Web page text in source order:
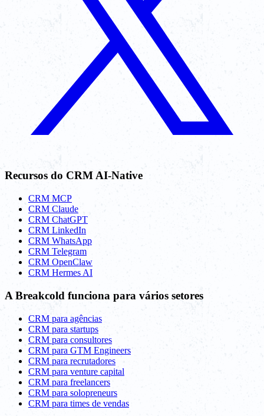
Recursos do CRM AI-Native
CRM MCP
CRM Claude
CRM ChatGPT
CRM LinkedIn
CRM WhatsApp
CRM Telegram
CRM OpenClaw
CRM Hermes AI
A Breakcold funciona para vários setores
CRM para agências
CRM para startups
CRM para consultores
CRM para GTM Engineers
CRM para recrutadores
CRM para venture capital
CRM para freelancers
CRM para solopreneurs
CRM para times de vendas